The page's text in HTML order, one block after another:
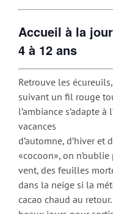
Accueil à la
4 à 12 ans
Retrouve les
suivant un fil rouge
l’ambiance s’adapte
vacances
d’automne, d’hiver et
«cocoon», on
vent, des feuilles
dans la neige si la
cacao chaud au